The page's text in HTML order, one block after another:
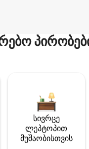
სივრცე
ლეპტოპით
მუშაობისთვის